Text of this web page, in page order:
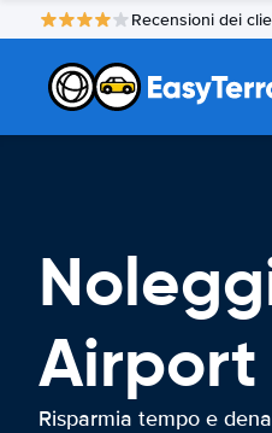
Recensioni dei
Airport
Risparmia tempo e